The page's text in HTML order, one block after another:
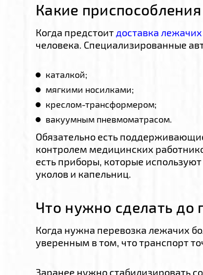
Какие
Когда предстоитдоставка
человека. Специализированные
каталкой;
мягкими носилками;
креслом-трансформером;
вакуумным пневмоматрасом.
Обязательно есть
контролем медицинских
есть приборы, которые
уколов и капельниц.
Что нужно сделать до
Когда нужна перевозка лежачих
уверенным в том, что транспорт
Заранее нужно стабилизировать